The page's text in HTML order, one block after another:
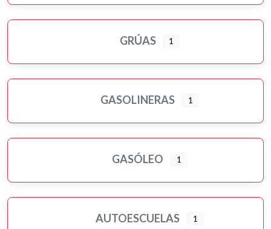
GRÚAS 1
GASOLINERAS 1
GASÓLEO 1
AUTOESCUELAS 1